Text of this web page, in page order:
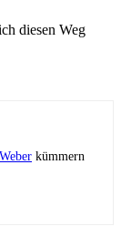
diesen Weg
kümmern